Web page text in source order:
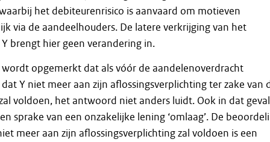
het debiteurenrisico is aanvaard om motieven
via de aandeelhouders. De latere verkrijging van het
brengt hier geen verandering in.
opgemerkt dat als vóór de aandelenoverdracht
Y niet meer aan zijn aflossingsverplichting ter zake van
voldoen, het antwoord niet anders luidt. Ook in dat
sprake van een onzakelijke lening ‘omlaag’. De
meer aan zijn aflossingsverplichting zal voldoen is een